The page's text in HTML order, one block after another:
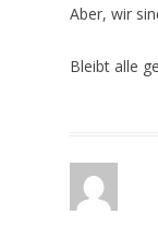
Aber, wir
Bleibt alle